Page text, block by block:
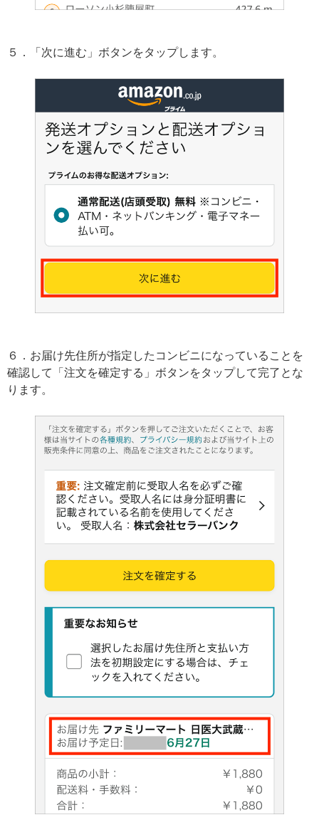
５．「次に進む」ボタンをタップします。
６．お届け先住所が指定したコンビニになっていることを
確認して「注文を確定する」ボタンをタップして完了とな
ります。